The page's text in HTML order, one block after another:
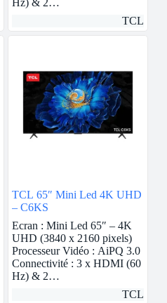
TCL
TCL 65″ Mini Led 4K UHD
– C6KS
Ecran : Mini Led 65″ – 4K
UHD (3840 x 2160 pixels)
Processeur Vidéo : AiPQ 3.0
Connectivité : 3 x HDMI (60
Hz) & 2…
TCL